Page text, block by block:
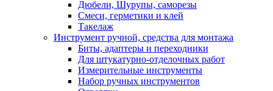
Дюбели, Шурупы, саморезы
Смеси, герметики и клей
Такелаж
Инструмент ручной, средства для монтажа
Биты, адаптеры и переходники
Для штукатурно-отделочных работ
Измерительные инструменты
Набор ручных инструментов